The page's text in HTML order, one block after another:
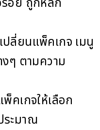
ปลี่ยนแพ็คเกจ เมนู
งๆ ตามความ
คเกจให้เลือก
ระมาณ